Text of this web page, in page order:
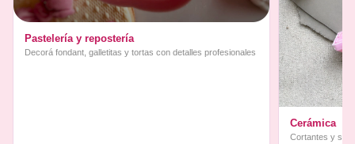
Pastelería y repostería
Decorá fondant, galletitas y tortas con detalles profesionales
Cerámica
Cortantes y